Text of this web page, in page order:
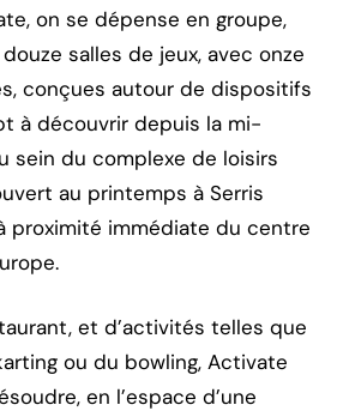
on se dépense en groupe,
salles de jeux, avec onze
conçues autour de dispositifs
à découvrir depuis la mi-
sein du complexe de loisirs
au printemps à Serris
proximité immédiate du centre
et d’activités telles que
ou du bowling, Activate
en l’espace d’une